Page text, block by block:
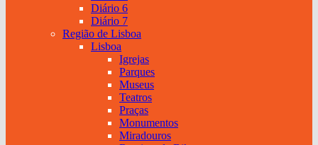
Diário 6
Diário 7
Região de Lisboa
Lisboa
Igrejas
Parques
Museus
Teatros
Praças
Monumentos
Miradouros